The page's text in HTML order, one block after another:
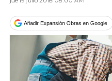
Añadir Expansión Obras en Google